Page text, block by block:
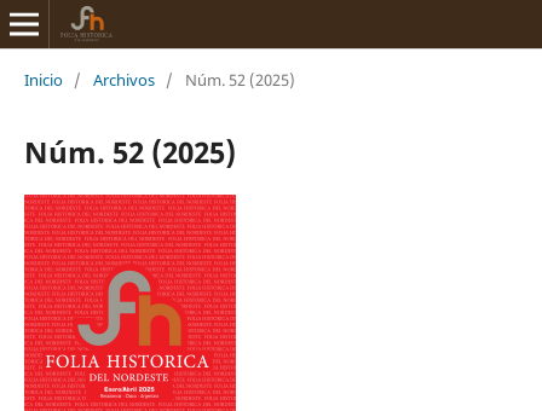
Inicio / Archivos / Núm. 52 (2025)
Núm. 52 (2025)